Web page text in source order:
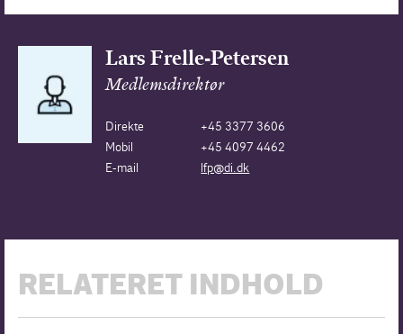
Lars Frelle-Petersen
Medlemsdirektør
Direkte
+45 3377 3606
Mobil
+45 4097 4462
E-mail
lfp@di.dk
RELATERET INDHOLD